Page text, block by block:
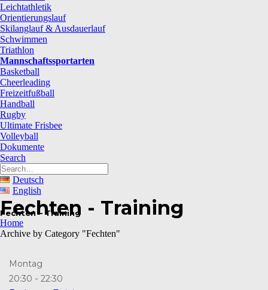
Leichtathletik
Orientierungslauf
Skilanglauf & Ausdauerlauf
Schwimmen
Triathlon
Mannschaftssportarten
Basketball
Cheerleading
Freizeitfußball
Handball
Rugby
Ultimate Frisbee
Volleyball
Dokumente
Search
Deutsch
English
Fechten - Training
Fechten – Training
Home
Archive by Category "Fechten"
Montag
20:30 - 22:30